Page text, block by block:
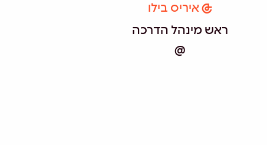
איריס בילו
ראש מינהל הדרכה
@